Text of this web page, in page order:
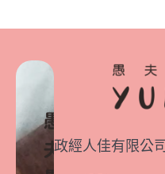
政經人佳有限公司
愚
夫